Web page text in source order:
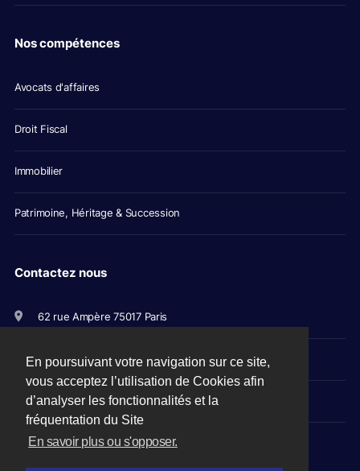
En poursuivant votre navigation sur ce site,
vous acceptez l’utilisation de Cookies afin
d’analyser les fonctionnalités et la
fréquentation du Site
En savoir plus ou s'opposer.
Nos compétences
Avocats d'affaires
Droit Fiscal
Immobilier
Patrimoine, Héritage & Succession
Contactez nous
62 rue Ampère 75017 Paris
+33(0)1 56 79 11 00
avocats@picovschi.com